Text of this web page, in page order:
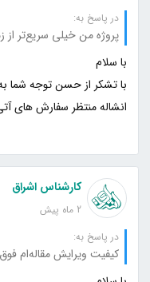
در پاسخ به:
پروژه من خیلی سریع‌تر از
انشاله منتظر سفارش های
کارشناس اشراق
2 ماه پیش
در پاسخ به: